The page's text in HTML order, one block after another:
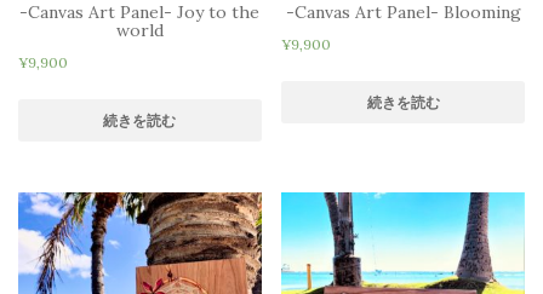
-Canvas Art Panel- Joy to the
world
¥9,900
続きを読む
-Canvas Art Panel- Blooming
¥9,900
続きを読む